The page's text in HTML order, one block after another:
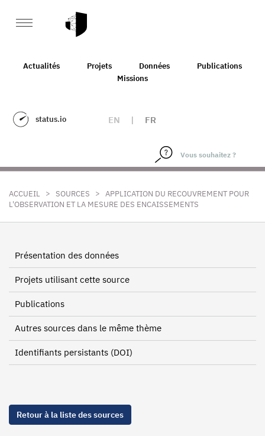
Actualités Projets Données
Publications
Missions
status.io EN | FR
ACCUEIL > SOURCES > APPLICATION DU RECOUVREMENT POUR
L'OBSERVATION ET LA MESURE DES ENCAISSEMENTS
Présentation des données
Projets utilisant cette source
Publications
Autres sources dans le même thème
Identifiants persistants (DOI)
Retour à la liste des sources